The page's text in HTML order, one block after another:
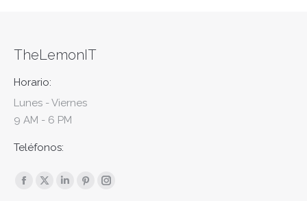
TheLemonIT
Horario:
Lunes - Viernes
9 AM - 6 PM
Teléfonos:
Encuéntranos en:
Facebook
X
Linkedin
PinterestInstagram